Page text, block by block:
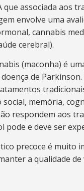
que associada aos
envolve uma
cannabis
cerebral).
(maconha) é
de Parkinson.
memória,
respondem aos
pode e deve ser
precoce é muito
a qualidade de